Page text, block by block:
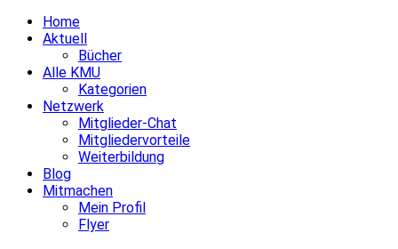
Home
Aktuell
Bücher
Alle KMU
Kategorien
Netzwerk
Mitglieder-Chat
Mitgliedervorteile
Weiterbildung
Blog
Mitmachen
Mein Profil
Flyer